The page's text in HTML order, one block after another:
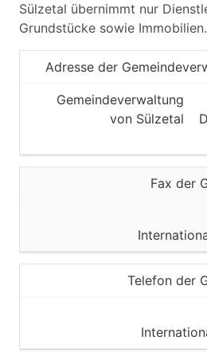
Sülzetal übernimmt nur
Grundstücke sowie Immobilien.
Adresse der
Gemeindeverwaltung
von Sülzetal
Fax der
Telefon der